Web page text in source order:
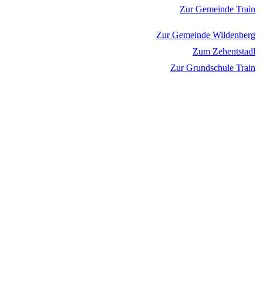
Zur Gemeinde Train
Zur Gemeinde Wildenberg
Zum Zehentstadl
Zur Grundschule Train